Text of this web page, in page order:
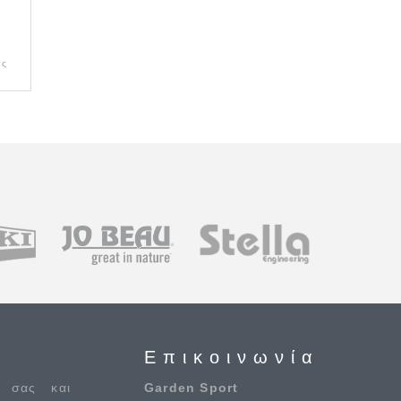
και
Επικοινωνία
Garden Sport